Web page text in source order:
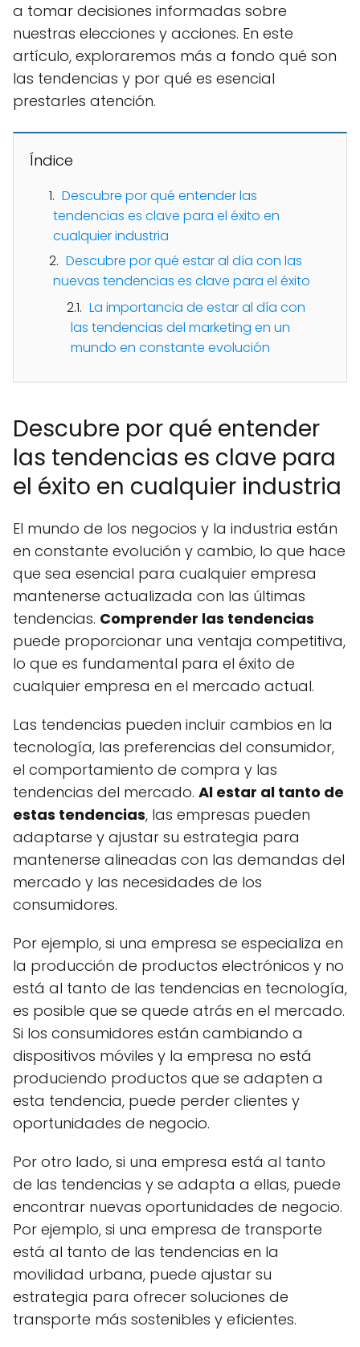
a tomar decisiones informadas sobre
nuestras elecciones y acciones. En este
artículo, exploraremos más a fondo qué son
las tendencias y por qué es esencial
prestarles atención.
Índice
Descubre por qué entender las
tendencias es clave para el éxito en
cualquier industria
Descubre por qué estar al día con las
nuevas tendencias es clave para el éxito
La importancia de estar al día con
las tendencias del marketing en un
mundo en constante evolución
Descubre por qué entender
las tendencias es clave para
el éxito en cualquier industria
El mundo de los negocios y la industria están
en constante evolución y cambio, lo que hace
que sea esencial para cualquier empresa
mantenerse actualizada con las últimas
tendencias. Comprender las tendencias
puede proporcionar una ventaja competitiva,
lo que es fundamental para el éxito de
cualquier empresa en el mercado actual.
Las tendencias pueden incluir cambios en la
tecnología, las preferencias del consumidor,
el comportamiento de compra y las
tendencias del mercado. Al estar al tanto de
estas tendencias, las empresas pueden
adaptarse y ajustar su estrategia para
mantenerse alineadas con las demandas del
mercado y las necesidades de los
consumidores.
Por ejemplo, si una empresa se especializa en
la producción de productos electrónicos y no
está al tanto de las tendencias en tecnología,
es posible que se quede atrás en el mercado.
Si los consumidores están cambiando a
dispositivos móviles y la empresa no está
produciendo productos que se adapten a
esta tendencia, puede perder clientes y
oportunidades de negocio.
Por otro lado, si una empresa está al tanto
de las tendencias y se adapta a ellas, puede
encontrar nuevas oportunidades de negocio.
Por ejemplo, si una empresa de transporte
está al tanto de las tendencias en la
movilidad urbana, puede ajustar su
estrategia para ofrecer soluciones de
transporte más sostenibles y eficientes.